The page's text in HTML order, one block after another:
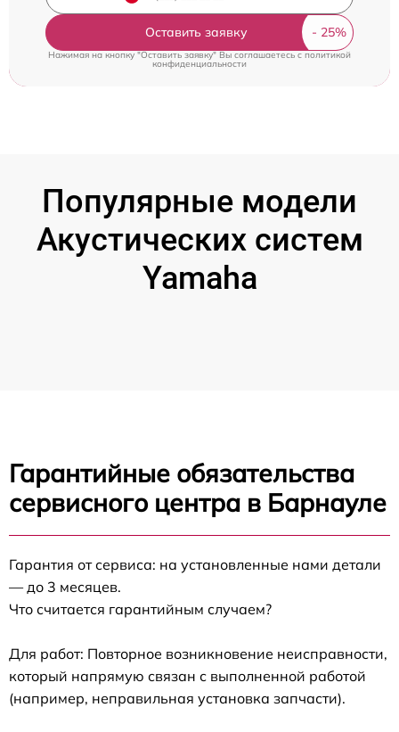
Оставить заявку
Нажимая на кнопку "Оставить заявку" Вы соглашаетесь cполитикой
конфиденциальности
Популярные модели
Акустических систем
Yamaha
Гарантийные обязательства
сервисного центра в Барнауле
Гарантия от сервиса: на установленные нами детали
— до 3 месяцев.
Что считается гарантийным случаем?
Для работ: Повторное возникновение неисправности,
который напрямую связан с выполненной работой
(например, неправильная установка запчасти).